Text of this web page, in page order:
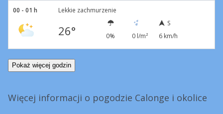
00 - 01 h Lekkie zachmurzenie
26° 0% 0 l/m²
S
6 km/h
Pokaż więcej godzin
Więcej informacji o pogodzie Calonge i okolice